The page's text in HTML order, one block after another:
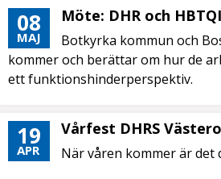
08
MAJ
Möte: DHR och HBTQI
Botkyrka kommun och
kommer och berättar om hur de
ett funktionshinderperspektiv.
19
APR
Vårfest DHRS
När våren kommer är det